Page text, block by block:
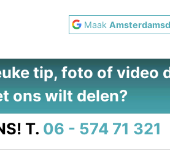
Maak
tip, foto of video
ons wilt delen?
T. 06 - 574 71 321